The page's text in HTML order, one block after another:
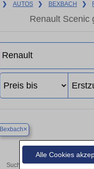
Alle Cookies
❯ AUTOS ❯ BEXBACH ❯
Renault Scenic
Bexbach×
Suchen Sie in Bexbach einen